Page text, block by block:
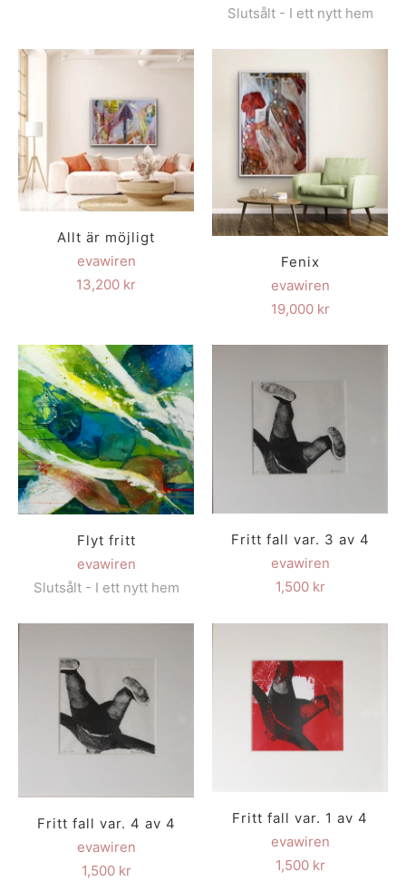
Slutsålt - I ett nytt hem
Allt är möjligt
evawiren
13,200 kr
Fenix
evawiren
19,000 kr
Flyt fritt
evawiren
Slutsålt - I ett nytt hem
Fritt fall var. 3 av 4
evawiren
1,500 kr
Fritt fall var. 4 av 4
evawiren
1,500 kr
Fritt fall var. 1 av 4
evawiren
1,500 kr